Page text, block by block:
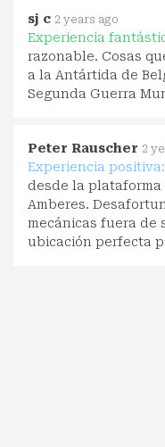
sj c 2 years ago
Experiencia
razonable. Cosas
a la Antártida de
Segunda Guerra
Peter Rauscher 2
Experiencia positiva:
desde la
Amberes.
mecánicas fuera de
ubicación perfecta